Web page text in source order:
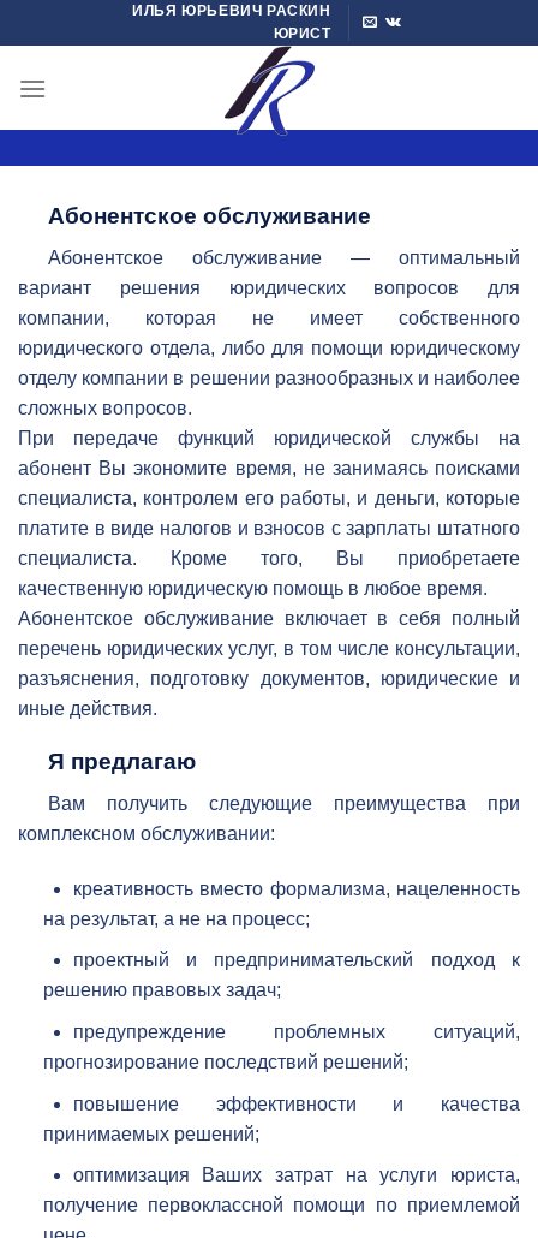
to
ИЛЬЯ ЮРЬЕВИЧ РАСКИН
ЮРИСТ
Абонентское обслуживание
Абонентское обслуживание — оптимальный
вариант решения юридических вопросов для
компании, которая не имеет собственного
юридического отдела, либо для помощи юридическому
отделу компании в решении разнообразных и наиболее
сложных вопросов.
При передаче функций юридической службы на
абонент Вы экономите время, не занимаясь поисками
специалиста, контролем его работы, и деньги, которые
платите в виде налогов и взносов с зарплаты штатного
специалиста. Кроме того, Вы приобретаете
качественную юридическую помощь в любое время.
Абонентское обслуживание включает в себя полный
перечень юридических услуг, в том числе консультации,
разъяснения, подготовку документов, юридические и
иные действия.
Я предлагаю
Вам получить следующие преимущества при
комплексном обслуживании:
креативность вместо формализма, нацеленность
на результат, а не на процесс;
проектный и предпринимательский подход к
решению правовых задач;
предупреждение проблемных ситуаций,
прогнозирование последствий решений;
повышение эффективности и качества
принимаемых решений;
оптимизация Ваших затрат на услуги юриста,
получение первоклассной помощи по приемлемой